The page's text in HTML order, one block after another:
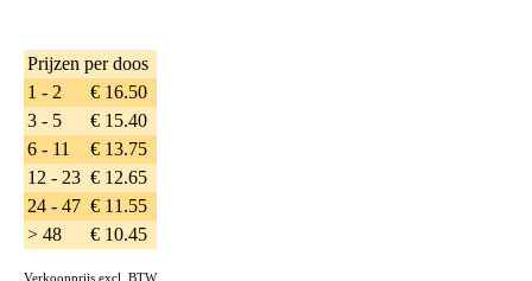
Prijzen per doos
1 - 2
€ 16.50
3 - 5
€ 15.40
6 - 11
€ 13.75
12 - 23 € 12.65
24 - 47 € 11.55
> 48
€ 10.45
Verkoopprijs excl. BTW